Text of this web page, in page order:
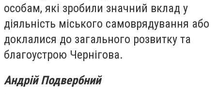
особам, які зробили значний вклад у
діяльність міського самоврядування або
доклалися до загального розвитку та
благоустрою Чернігова.
Андрій Подвербний